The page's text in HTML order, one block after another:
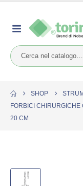
SHOP
FORBICI
20 CM